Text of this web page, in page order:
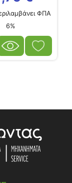
ΦΠΑ
6%